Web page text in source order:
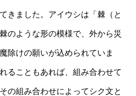
きました。アイウシは「棘（と
のような形の模様で、外から災
除けの願いが込められていま
ることもあれば、組み合わせて
の組み合わせによってシク文と